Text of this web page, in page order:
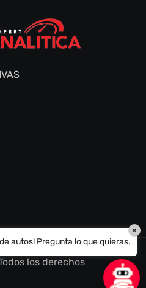
los derechos
autos! Pregunta lo que quieras.
×